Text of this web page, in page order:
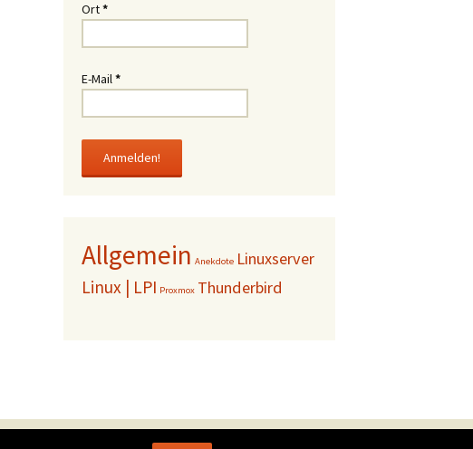
Ort*
E-Mail*
Allgemein Anekdote Linuxserver
Linux | LPI Proxmox Thunderbird